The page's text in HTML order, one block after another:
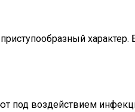
характер.
под воздействием